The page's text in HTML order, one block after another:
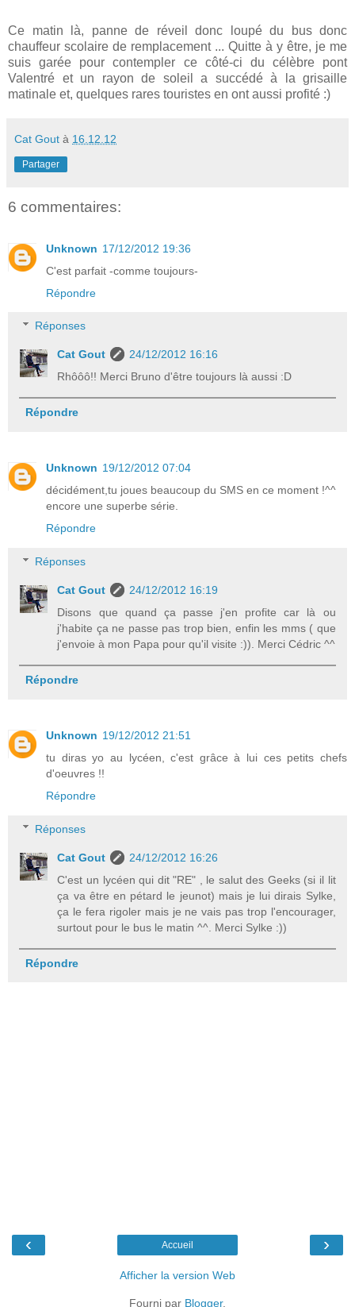
Ce matin là, panne de réveil donc loupé du bus donc
chauffeur scolaire de remplacement ... Quitte à y être, je me
suis garée pour contempler ce côté-ci du célèbre pont
Valentré et un rayon de soleil a succédé à la grisaille
matinale et, quelques rares touristes en ont aussi profité :)
Cat Gout à 16.12.12
Partager
6 commentaires:
Unknown 17/12/2012 19:36
C'est parfait -comme toujours-
Répondre
Réponses
Cat Gout
24/12/2012 16:16
Rhôôô!! Merci Bruno d'être toujours là aussi :D
Répondre
Unknown 19/12/2012 07:04
décidément,tu joues beaucoup du SMS en ce moment !^^
encore une superbe série.
Répondre
Réponses
Cat Gout
24/12/2012 16:19
Disons que quand ça passe j'en profite car là ou
j'habite ça ne passe pas trop bien, enfin les mms ( que
j'envoie à mon Papa pour qu'il visite :)). Merci Cédric ^^
Répondre
Unknown 19/12/2012 21:51
tu diras yo au lycéen, c'est grâce à lui ces petits chefs
d'oeuvres !!
Répondre
Réponses
Cat Gout
24/12/2012 16:26
C'est un lycéen qui dit "RE" , le salut des Geeks (si il lit
ça va être en pétard le jeunot) mais je lui dirais Sylke,
ça le fera rigoler mais je ne vais pas trop l'encourager,
surtout pour le bus le matin ^^. Merci Sylke :))
Répondre
‹ ›
Accueil
Afficher la version Web
Fourni par Blogger.